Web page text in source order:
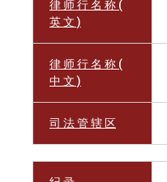
律 师 行 名 称 (
英 文 )
律 师 行 名 称 (
中 文 )
司 法 管 辖 区